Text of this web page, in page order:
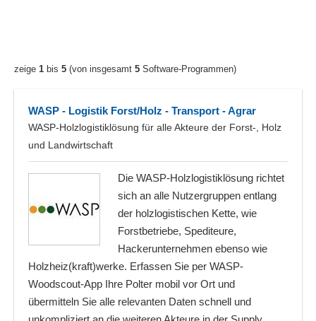
zeige 1 bis 5 (von insgesamt 5 Software-Programmen)
WASP - Logistik Forst/Holz - Transport - Agrar
WASP-Holzlogistiklösung für alle Akteure der Forst-, Holz
und Landwirtschaft
Die WASP-Holzlogistiklösung richtet
sich an alle Nutzergruppen entlang
der holzlogistischen Kette, wie
Forstbetriebe, Spediteure,
Hackerunternehmen ebenso wie
Holzheiz(kraft)werke. Erfassen Sie per WASP-
Woodscout-App Ihre Polter mobil vor Ort und
übermitteln Sie alle relevanten Daten schnell und